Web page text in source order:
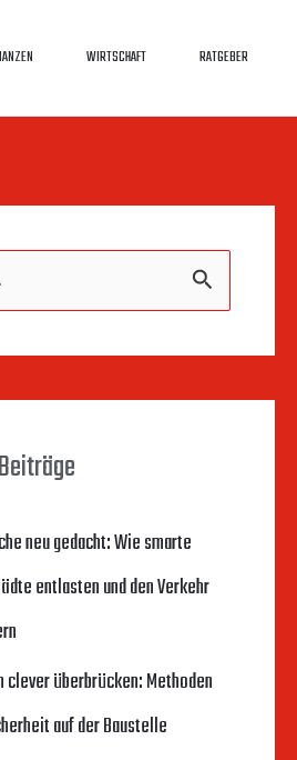
WIRTSCHAFT RATGEBER
neu gedacht: Wie smarte
entlasten und den Verkehr
clever überbrücken: Methoden
auf der Baustelle